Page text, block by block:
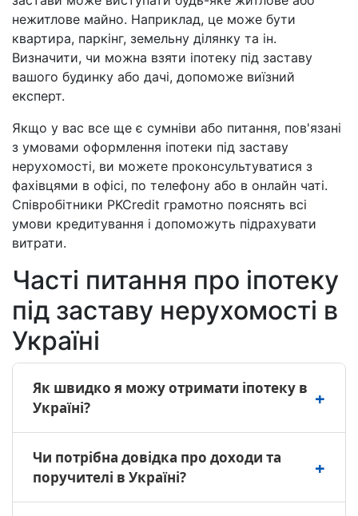
нежитлове майно. Наприклад, це може бути
квартира, паркінг, земельну ділянку та ін.
Визначити, чи можна взяти іпотеку під заставу
вашого будинку або дачі, допоможе виїзний
експерт.
Якщо у вас все ще є сумніви або питання, пов'язані
з умовами оформлення іпотеки під заставу
нерухомості, ви можете проконсультуватися з
фахівцями в офісі, по телефону або в онлайн чаті.
Співробітники PKCredit грамотно пояснять всі
умови кредитування і допоможуть підрахувати
витрати.
Часті питання про іпотеку
під заставу нерухомості в
Україні
Як швидко я можу отримати іпотеку в
Україні?
заставу нерухомості можна всього за один
день. Приватний інвестор забезпечує
швидкість прийняття рішення без зайвої
Чи потрібна довідка про доходи та
поручителі в Україні?